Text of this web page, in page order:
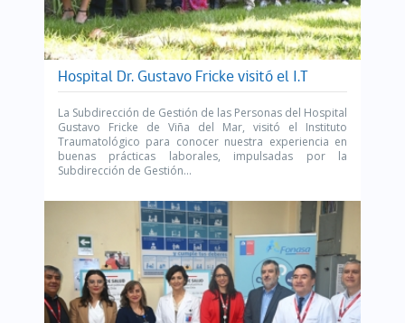
Hospital Dr. Gustavo Fricke visitó el I.T
La Subdirección de Gestión de las Personas del Hospital
Gustavo Fricke de Viña del Mar, visitó el Instituto
Traumatológico para conocer nuestra experiencia en
buenas prácticas laborales, impulsadas por la
Subdirección de Gestión...